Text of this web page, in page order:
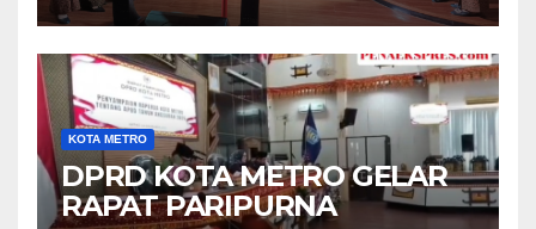
KOTA METRO
DPRD KOTA METRO GELAR
RAPAT PARIPURNA